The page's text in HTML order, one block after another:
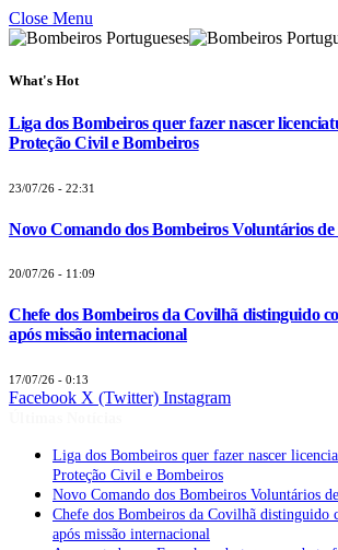
Close Menu
What's Hot
Liga dos Bombeiros quer fazer nascer
Proteção Civil e Bombeiros
23/07/26 - 22:31
Novo Comando dos Bombeiros Voluntários de
20/07/26 - 11:09
Chefe dos Bombeiros da Covilhã distinguido
após missão internacional
17/07/26 - 0:13
Facebook X (Twitter) Instagram
Liga dos Bombeiros quer fazer nascer
Proteção Civil e Bombeiros
Novo Comando dos Bombeiros Voluntários
Chefe dos Bombeiros da Covilhã distinguido
após missão internacional